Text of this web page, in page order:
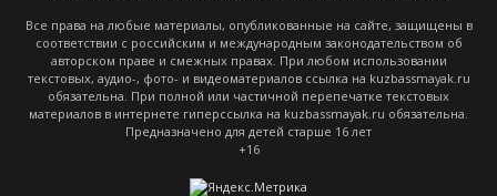
Все права на любые материалы, опубликованные на сайте, защищены в
соответствии с российским и международным законодательством об
авторском праве и смежных правах. При любом использовании
текстовых, аудио-, фото- и видеоматериалов ссылка на kuzbassmayak.ru
обязательна. При полной или частичной перепечатке текстовых
материалов в интернете гиперссылка на kuzbassmayak.ru обязательна.
Предназначено для детей старше 16 лет
+16